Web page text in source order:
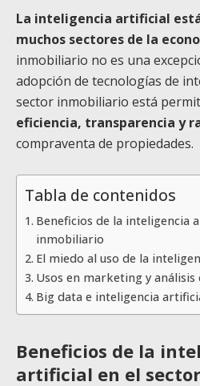
La inteligencia artificial
muchos sectores de la
inmobiliario no es una
adopción de tecnologías de
sector inmobiliario está
eficiencia, transparencia y
compraventa de propiedades.
Tabla de contenidos
Beneficios de la inteligencia
inmobiliario
El miedo al uso de la
Usos en marketing y análisis
Big data e inteligencia
Beneficios de la
artificial en el